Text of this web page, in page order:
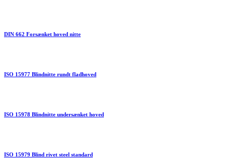
DIN 662 Forsænket hoved nitte
ISO 15977 Blindnitte rundt fladhoved
ISO 15978 Blindnitte undersænket hoved
ISO 15979 Blind rivet steel standard